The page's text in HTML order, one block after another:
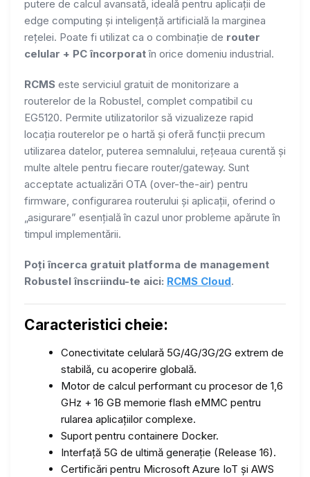
putere de calcul avansată, ideală pentru aplicații de
edge computing și inteligență artificială la marginea
rețelei. Poate fi utilizat ca o combinație de router
celular + PC încorporatîn orice domeniu industrial.
RCMS este serviciul gratuit de monitorizare a
routerelor de la Robustel, complet compatibil cu
EG5120. Permite utilizatorilor să vizualizeze rapid
locația routerelor pe o hartă și oferă funcții precum
utilizarea datelor, puterea semnalului, rețeaua curentă și
multe altele pentru fiecare router/gateway. Sunt
acceptate actualizări OTA (over-the-air) pentru
firmware, configurarea routerului și aplicații, oferind o
„asigurare” esențială în cazul unor probleme apărute în
timpul implementării.
Poți încerca gratuit platforma de management
Robustel înscriindu-te aici: RCMS Cloud.
Caracteristici cheie:
Conectivitate celulară 5G/4G/3G/2G extrem de
stabilă, cu acoperire globală.
Motor de calcul performant cu procesor de 1,6
GHz + 16 GB memorie flash eMMC pentru
rularea aplicațiilor complexe.
Suport pentru containere Docker.
Interfață 5G de ultimă generație (Release 16).
Certificări pentru Microsoft Azure IoT și AWS